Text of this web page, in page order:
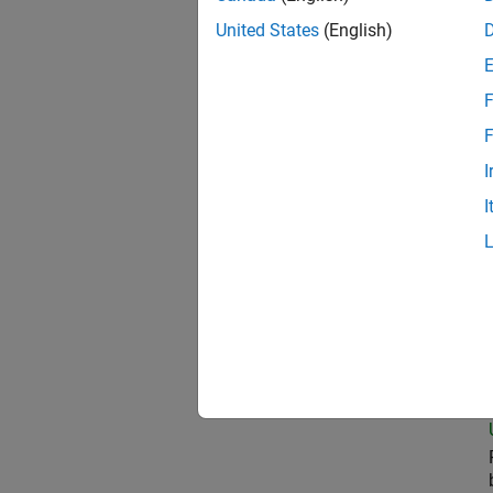
United States (English)